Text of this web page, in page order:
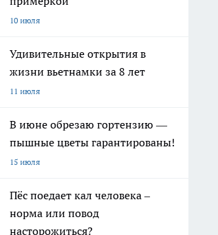
10 июля
Удивительные открытия в
жизни вьетнамки за 8 лет
11 июля
В июне обрезаю гортензию —
пышные цветы гарантированы!
15 июля
Пёс поедает кал человека –
норма или повод
насторожиться?